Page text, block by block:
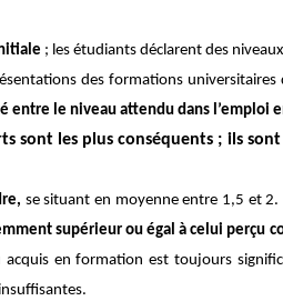
; les étudiants déclarent des
des formations universitaires
le niveau attendu dans l’emploi
sont les plus conséquents ; ils
, se situant en moyenne entre 1,5 et
supérieur ou égal à celui perçu
en formation est toujours